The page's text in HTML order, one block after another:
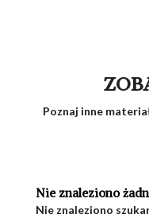
Poznaj inne
Nie znaleziono
Nie znaleziono